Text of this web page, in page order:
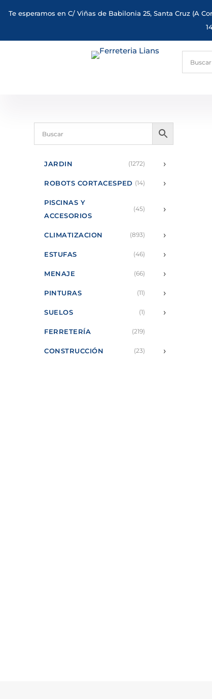
Te esperamos en C/ Viñas de Babilonia 25, Santa Cruz (A
JARDIN (1272) ›
ROBOTS CORTACESPED (14) ›
PISCINAS Y
ACCESORIOS
(45) ›
CLIMATIZACION (893) ›
ESTUFAS (46) ›
MENAJE (66) ›
PINTURAS (11) ›
SUELOS (1) ›
FERRETERÍA (219)
CONSTRUCCIÓN (23) ›